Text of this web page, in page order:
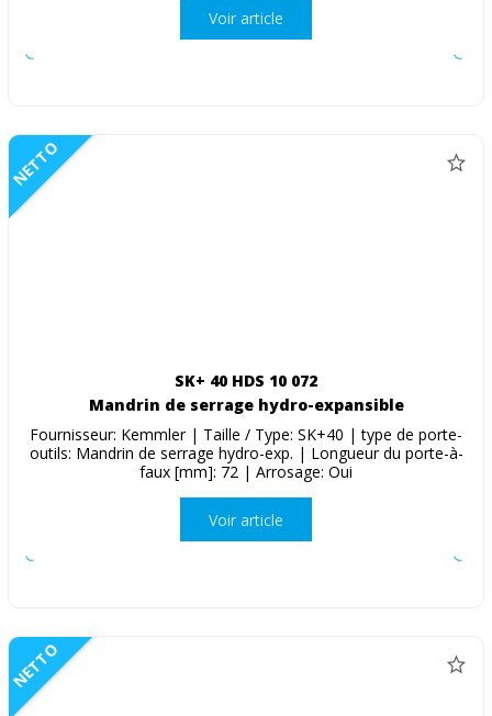
Voir article
NETTO
SK+ 40 HDS 10 072
Mandrin de serrage hydro-expansible
Fournisseur: Kemmler | Taille / Type: SK+40 | type de porte-
outils: Mandrin de serrage hydro-exp. | Longueur du porte-à-
faux [mm]: 72 | Arrosage: Oui
Voir article
NETTO